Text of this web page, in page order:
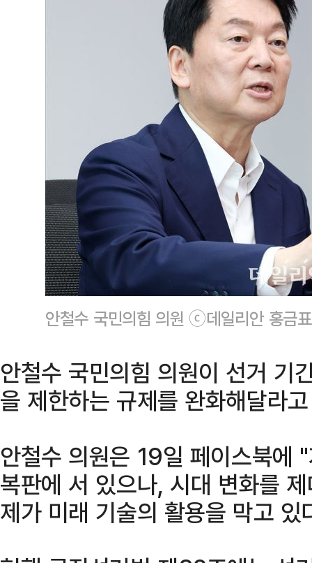
안철수 국민의힘 의원 ⓒ데일리안 홍금
안철수 국민의힘 의원이 선거 기
을 제한하는 규제를 완화해달라
안철수 의원은 19일 페이스북에
복판에 서 있으나, 시대 변화를
제가 미래 기술의 활용을 막고 있